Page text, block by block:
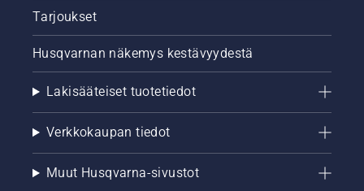
Tarjoukset
Husqvarnan näkemys kestävyydestä
Lakisääteiset tuotetiedot
Verkkokaupan tiedot
Muut Husqvarna-sivustot